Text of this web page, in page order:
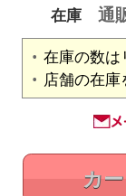
在庫
通
在庫の数は
店舗の在庫
カ